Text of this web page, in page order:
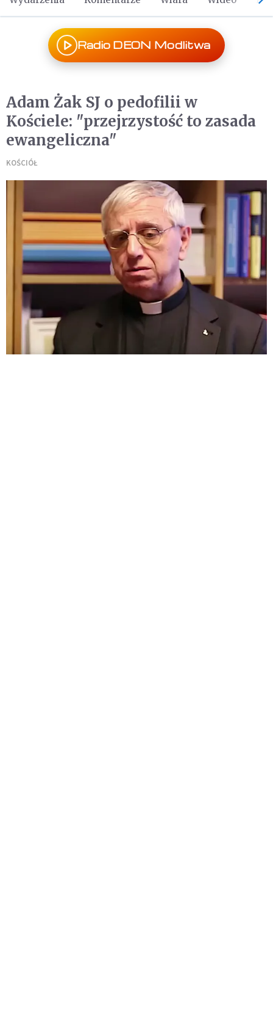
Radio DEON Modlitwa
Adam Żak SJ o pedofilii w
Kościele: "przejrzystość to zasada
ewangeliczna"
KOŚCIÓŁ